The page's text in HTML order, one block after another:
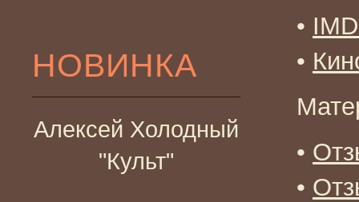
НОВИНКА
Алексей Холодный
"Культ"
•
•
•
•